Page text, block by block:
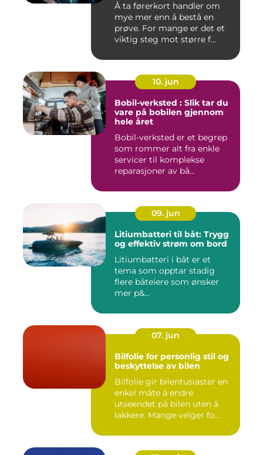
Å ta førerkort handler om
mye mer enn å bestå en
prøve. For mange er det et
viktig steg mot større f...
10. jun
Bobil-verksted : Slik tar du
vare på bobilen gjennom
hele året
Bobil-verksted er et begrep
som rommer alt fra enkle
servicer til komplekse
reparasjoner av bå...
09. jun
Litiumbatteri til båt: Trygg
og effektiv strøm om bord
Litiumbatteri i båt er et
tema som opptar stadig
flere båteiere som ønsker
mer p&...
07. jun
Bilfolie for personlig stil og
beskyttelse av bilen
Bilfolie gir bilentusiaster en
enkel måte å endre
utseendet på bilen uten å
lakkere. Mange velger fo...